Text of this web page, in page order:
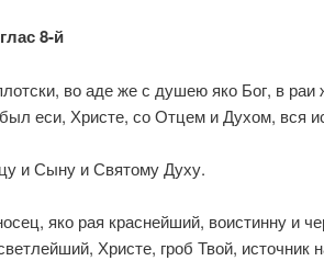
8-й
во аде же с душею яко Бог, в раи
еси, Христе, со Отцем и Духом, вся
и Сыну и Святому Духу.
яко рая краснейший, воистинну и
Христе, гроб Твой, источник